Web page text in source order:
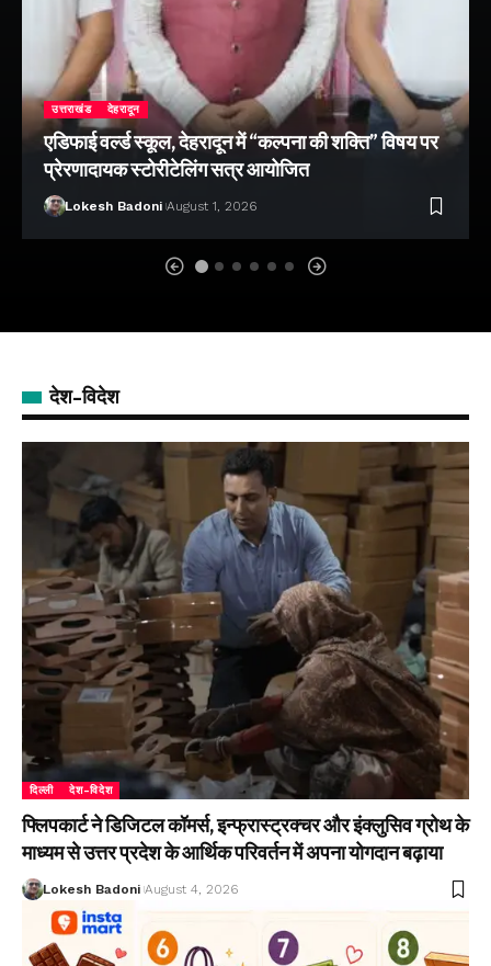
उत्तराखंड देहरादून
एडिफाई वर्ल्ड स्कूल, देहरादून में “कल्पना की शक्ति” विषय पर
प्रेरणादायक स्टोरीटेलिंग सत्र आयोजित
Lokesh Badoni August 1, 2026
देश-विदेश
दिल्ली देश-विदेश
फ्लिपकार्ट ने डिजिटल कॉमर्स, इन्फ्रास्ट्रक्चर और इंक्लुसिव ग्रोथ के
माध्यम से उत्तर प्रदेश के आर्थिक परिवर्तन में अपना योगदान बढ़ाया
Lokesh Badoni August 4, 2026